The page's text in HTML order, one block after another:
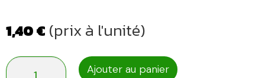
1,40€ (prix à l'unité)
quantité
Ajouter au panier